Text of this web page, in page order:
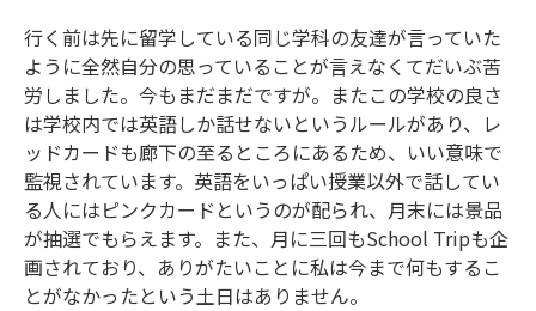
行く前は先に留学している同じ学科の友達が言っていた
ように全然自分の思っていることが言えなくてだいぶ苦
労しました。今もまだまだですが。またこの学校の良さ
は学校内では英語しか話せないというルールがあり、レ
ッドカードも廊下の至るところにあるため、いい意味で
監視されています。英語をいっぱい授業以外で話してい
る人にはピンクカードというのが配られ、月末には景品
が抽選でもらえます。また、月に三回もSchool Tripも企
画されており、ありがたいことに私は今まで何もするこ
とがなかったという土日はありません。